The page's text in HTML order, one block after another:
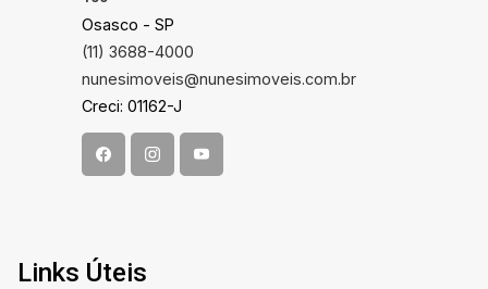
Osasco - SP
(11) 3688-4000
nunesimoveis@nunesimoveis.com.br
Creci: 01162-J
Links Úteis